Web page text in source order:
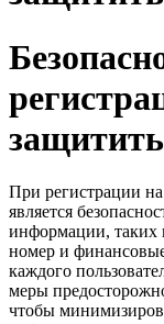
При регистрации
является
информации, таких
номер и
каждого
меры
чтобы